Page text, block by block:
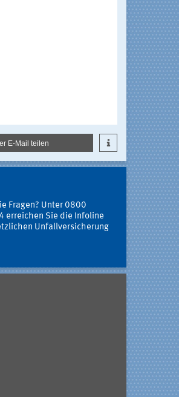
E-Mail teilen
Fragen? Unter 0800
erreichen Sie die Infoline
Unfallversicherung